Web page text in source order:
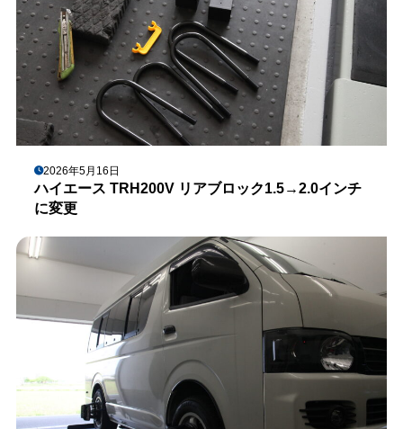
2026年5月16日
ハイエース TRH200V リアブロック1.5→2.0インチ
に変更